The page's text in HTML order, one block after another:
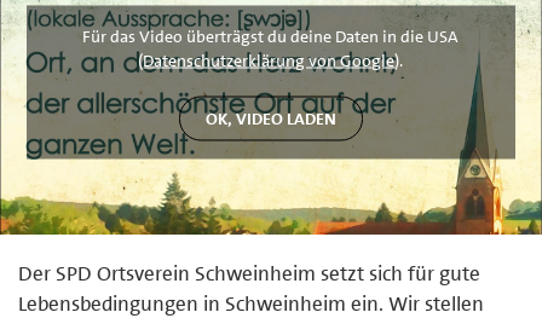
Für das Video überträgst du deine Daten in die USA
(Datenschutzerklärung von Google).
Der SPD Ortsverein Schweinheim setzt sich für gute
Lebensbedingungen in Schweinheim ein. Wir stellen